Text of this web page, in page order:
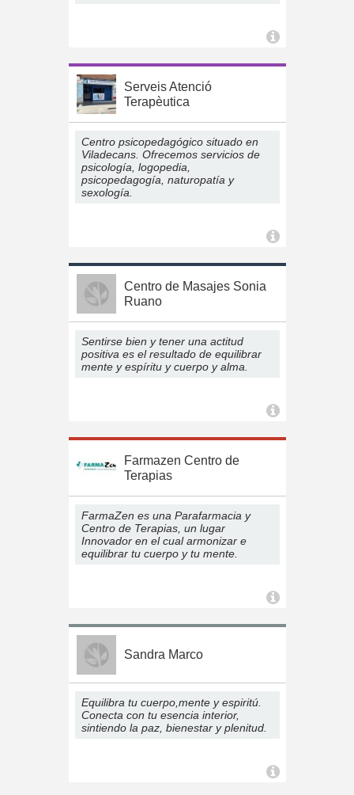
Serveis Atenció
Terapèutica
Centro psicopedagógico situado en
Viladecans. Ofrecemos servicios de
psicología, logopedia,
psicopedagogía, naturopatía y
sexología.
Centro de Masajes Sonia
Ruano
Sentirse bien y tener una actitud
positiva es el resultado de equilibrar
mente y espíritu y cuerpo y alma.
Farmazen Centro de
Terapias
FarmaZen es una Parafarmacia y
Centro de Terapias, un lugar
Innovador en el cual armonizar e
equilibrar tu cuerpo y tu mente.
Sandra Marco
Equilibra tu cuerpo,mente y espiritú.
Conecta con tu esencia interior,
sintiendo la paz, bienestar y plenitud.